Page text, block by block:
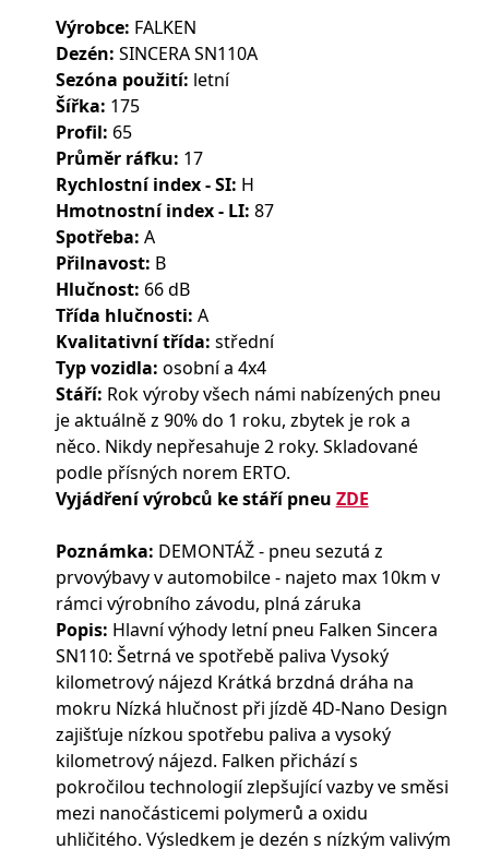
Výrobce: FALKEN
Dezén: SINCERA SN110A
Sezóna použití: letní
Šířka: 175
Profil: 65
Průměr ráfku: 17
Rychlostní index - SI: H
Hmotnostní index - LI: 87
Spotřeba: A
Přilnavost: B
Hlučnost: 66 dB
Třída hlučnosti: A
Kvalitativní třída: střední
Typ vozidla: osobní a 4x4
Stáří: Rok výroby všech námi nabízených pneu
je aktuálně z 90% do 1 roku, zbytek je rok a
něco. Nikdy nepřesahuje 2 roky. Skladované
podle přísných norem ERTO.
Vyjádření výrobců ke stáří pneu ZDE
Poznámka: DEMONTÁŽ - pneu sezutá z
prvovýbavy v automobilce - najeto max 10km v
rámci výrobního závodu, plná záruka
Popis: Hlavní výhody letní pneu Falken Sincera
SN110: Šetrná ve spotřebě paliva Vysoký
kilometrový nájezd Krátká brzdná dráha na
mokru Nízká hlučnost při jízdě 4D-Nano Design
zajišťuje nízkou spotřebu paliva a vysoký
kilometrový nájezd. Falken přichází s
pokročilou technologií zlepšující vazby ve směsi
mezi nanočásticemi polymerů a oxidu
uhličitého. Výsledkem je dezén s nízkým valivým